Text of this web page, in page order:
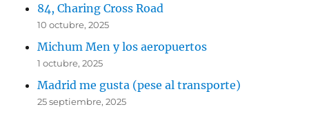
84, Charing Cross Road
10 octubre, 2025
Michum Men y los aeropuertos
1 octubre, 2025
Madrid me gusta (pese al transporte)
25 septiembre, 2025